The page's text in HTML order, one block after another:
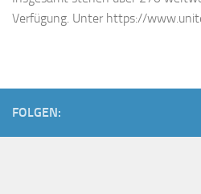
Verfügung. Unter https://
FOLGEN: